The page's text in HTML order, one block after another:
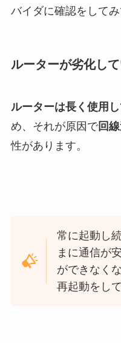
バイダに確認をしてみ
ルーターが劣化し
ルーターは長く使用
め、それが原因で回
性があります。
常に起動し
まに通信が
ができなく
再起動をし